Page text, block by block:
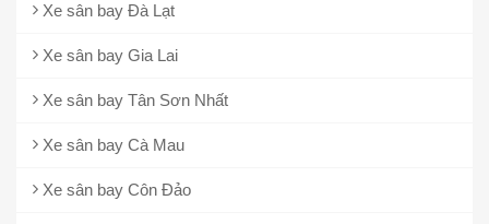
Xe sân bay Đà Lạt
Xe sân bay Gia Lai
Xe sân bay Tân Sơn Nhất
Xe sân bay Cà Mau
Xe sân bay Côn Đảo